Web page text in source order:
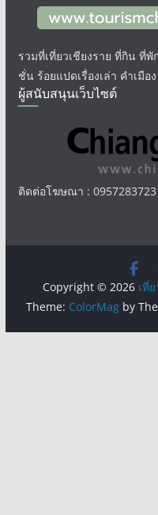
รวมที่เที่ยวเชียงราย ที่กิน ที่
ชั่น ร้อยแปดเรื่องเล่า คำเมื
ผู้สนับสนุนเว็บไซต์
ติดต่อโฆษณา : 0957283723
Copyright © 2026 เที่
Theme: ColorMagby